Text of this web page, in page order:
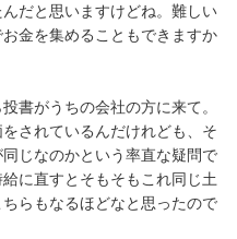
だと思いますけどね。難しい
金を集めることもできますか
書がうちの会社の方に来て。
されているんだけれども、そ
じなのかという率直な疑問で
に直すとそもそもこれ同じ土
らもなるほどなと思ったので